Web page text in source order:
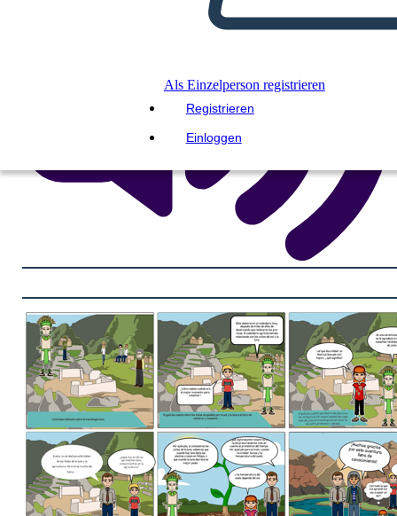
Als Einzelperson registrieren
Registrieren
Einloggen